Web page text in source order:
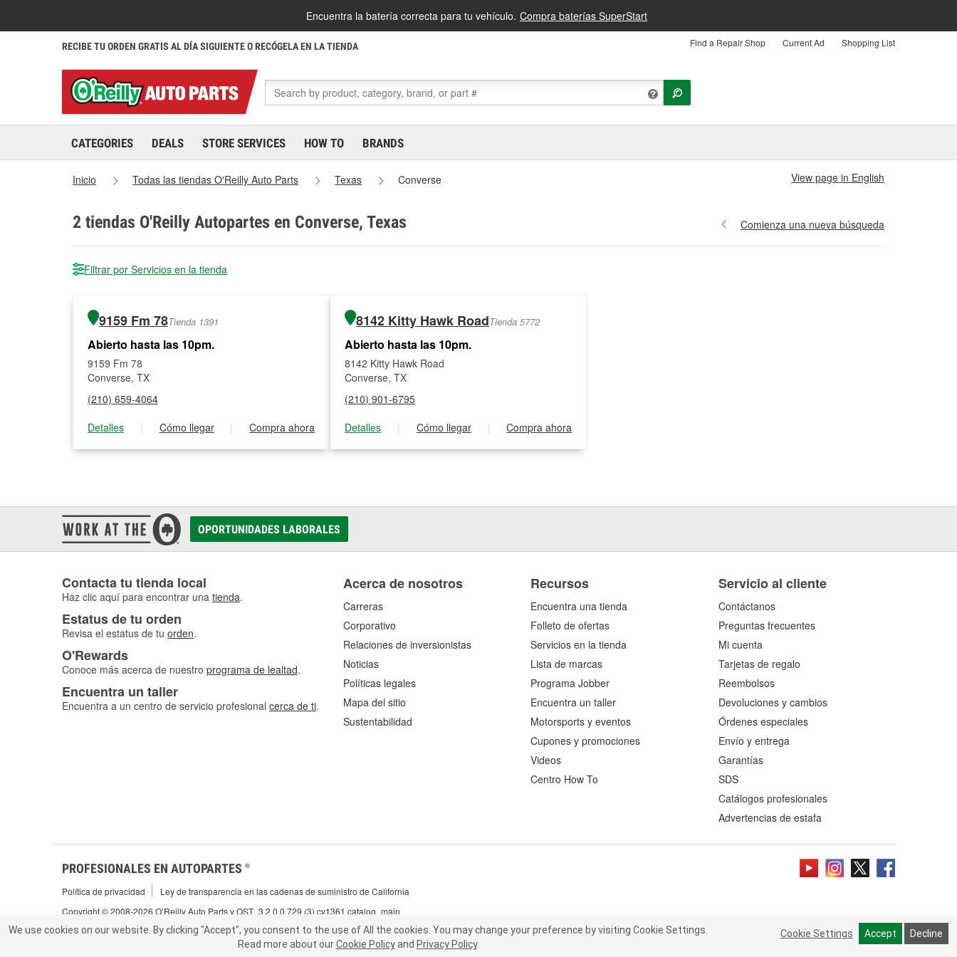
Encuentra la batería correcta para tu vehículo. Compra baterías SuperStart
RECIBE TU ORDEN GRATIS AL DÍA SIGUIENTE O RECÓGELA EN LA TIENDA Find a Repair Shop Current Ad Shopping List
CATEGORIES DEALS STORE SERVICES HOW TO BRANDS
Inicio Todas las tiendas O'Reilly Auto Parts Texas Converse View page in English
2 tiendas O'Reilly Autopartes en Converse, Texas Comienza una nueva búsqueda
Filtrar por Servicios en la tienda
9159 Fm 78Tienda 1391
Abierto hasta las 10pm.
9159 Fm 78
Converse, TX
(210) 659-4064
Detalles
| Cómo llegar | Compra ahora
8142 Kitty Hawk RoadTienda 5772
Abierto hasta las 10pm.
8142 Kitty Hawk Road
Converse, TX
(210) 901-6795
Detalles
| Cómo llegar | Compra ahora
We use cookies on our website. By clicking "Accept", you consent to the use of All the cookies.You may change your preference by visiting Cookie Settings.
about ourCookie PolicyandPrivacy Policy
Cookie Settings Accept Decline
OPORTUNIDADES LABORALES
Contacta tu tienda local
Haz clic aquí para encontrar una tienda.
Estatus de tu orden
Revisa el estatus de tu orden.
O'Rewards
Conoce más acerca de nuestro programa de lealtad.
Encuentra un taller
Encuentra a un centro de servicio profesional cerca de ti.
Acerca de nosotros
Carreras
Corporativo
Relaciones de inversionistas
Noticias
Políticas legales
Mapa del sitio
Sustentabilidad
Recursos
Encuentra una tienda
Folleto de ofertas
Servicios en la tienda
Lista de marcas
Programa Jobber
Encuentra un taller
Motorsports y eventos
Cupones y promociones
Videos
Centro How To
Servicio al cliente
Contáctanos
Preguntas frecuentes
Mi cuenta
Tarjetas de regalo
Reembolsos
Devoluciones y cambios
Órdenes especiales
Envío y entrega
Garantías
SDS
Catálogos profesionales
Advertencias de estafa
PROFESIONALES EN AUTOPARTES ®
Política de privacidad
Ley de transparencia en las cadenas de suministro de California
Copyright © 2008-2026 O’Reilly Auto Parts v OST_3.2.0.0.729 (3) cv1361 catalog_main
We use cookies on our website. By clicking "Accept", you consent to the use of All the cookies. You may change your preference by visiting Cookie Settings.
Read more about our Cookie Policy and Privacy Policy.
Cookie Settings Accept Decline